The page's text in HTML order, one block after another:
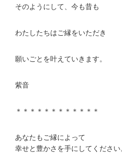
そのようにして、今も昔も
わたしたちはご縁をいただき
願いごとを叶えていきます。
紫音
＊＊＊＊＊＊＊＊＊＊＊＊
あなたもご縁によって
幸せと豊かさを手にしてください